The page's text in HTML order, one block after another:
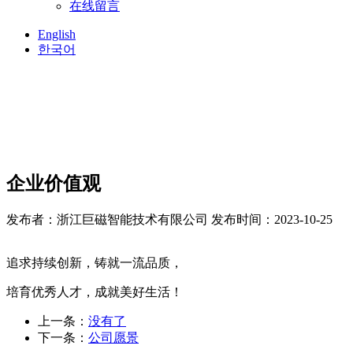
在线留言
English
한국어
企业价值观
发布者：浙江巨磁智能技术有限公司 发布时间：2023-10-25
追求持续创新，铸就一流品质，
培育优秀人才，成就美好生活！
上一条： 没有了
下一条： 公司愿景